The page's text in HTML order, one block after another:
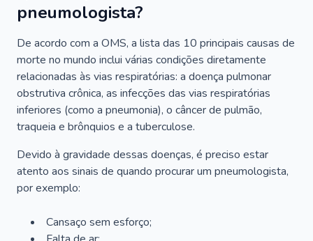
pneumologista?
De acordo com a OMS, a lista das 10 principais causas de
morte no mundo inclui várias condições diretamente
relacionadas às vias respiratórias: a doença pulmonar
obstrutiva crônica, as infecções das vias respiratórias
inferiores (como a pneumonia), o câncer de pulmão,
traqueia e brônquios e a tuberculose.
Devido à gravidade dessas doenças, é preciso estar
atento aos sinais de quando procurar um pneumologista,
por exemplo:
Cansaço sem esforço;